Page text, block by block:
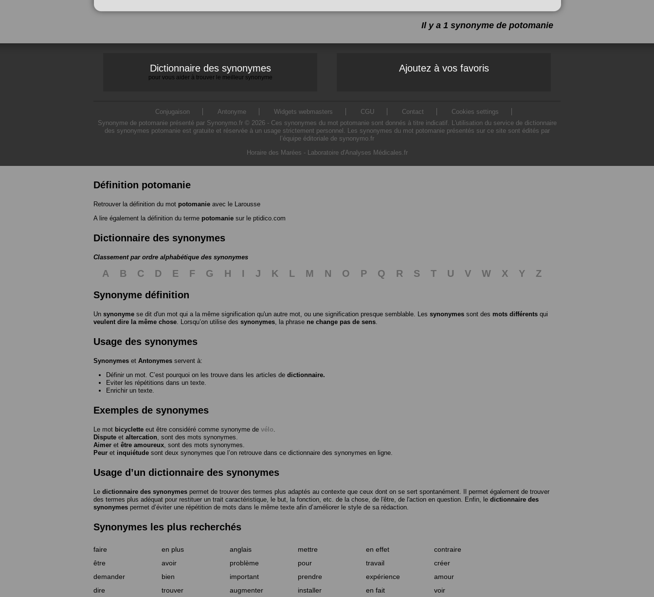
Il y a 1 synonyme de potomanie
Dictionnaire des synonymes
pour vous aider à trouver le meilleur synonyme
Ajoutez à vos favoris
Conjugaison Antonyme Widgets webmasters CGU Contact
Cookies settings
Synonyme de potomanie présenté par Synonymo.fr © 2026 - Ces synonymes du mot potomanie sont donnés à titre indicatif. L'utilisation du service de dictionnaire
des synonymes potomanie est gratuite et réservée à un usage strictement personnel. Les synonymes du mot potomanie présentés sur ce site sont édités par
l’équipe éditoriale de synonymo.fr
Horaire des Marées - Laboratoire d'Analyses Médicales.fr
Définition potomanie
Retrouver la définition du mot potomanie avec le Larousse
A lire également la définition du terme potomanie sur le ptidico.com
Dictionnaire des synonymes
Classement par ordre alphabétique des synonymes
A B C D E F G H I J K L M N O P Q R S T U V W X Y
Z
Synonyme définition
Un synonyme se dit d'un mot qui a la même signification qu'un autre mot, ou une signification presque semblable. Les synonymes sont des mots différents qui
veulent dire la même chose . Lorsqu’on utilise des synonymes , la phrase ne change pas de sens
Usage des synonymes
Synonymes et Antonymes servent à:
Définir un mot. C’est pourquoi on les trouve dans les articles de dictionnaire.
Eviter les répétitions dans un texte.
Enrichir un texte.
Exemples de synonymes
Le mot bicyclette eut être considéré comme synonyme de vélo
Dispute et altercation , sont des mots synonymes.
Aimer et être amoureux , sont des mots synonymes.
Peur et inquiétude sont deux synonymes que l’on retrouve dans ce dictionnaire des synonymes en ligne.
Usage d’un dictionnaire des synonymes
Le dictionnaire des synonymes permet de trouver des termes plus adaptés au contexte que ceux dont on se sert spontanément. Il permet également de trouver
des termes plus adéquat pour restituer un trait caractéristique, le but, la fonction, etc. de la chose, de l'être, de l'action en question. Enfin, le dictionnaire des
synonymes permet d’éviter une répétition de mots dans le même texte afin d’améliorer le style de sa rédaction.
Synonymes les plus recherchés
faire en plus anglais mettre en effet
contraire
être
avoir problème pour travail
créer
demander
bien important prendre expérience
amour
dire
trouver augmenter installer en fait voir